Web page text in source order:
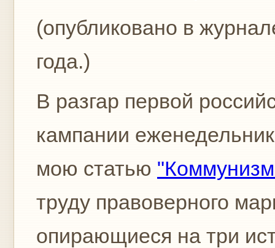
(опубликовано в
года.)
В разгар первой
кампании
мою статью
труду правоверного
опирающиеся на три